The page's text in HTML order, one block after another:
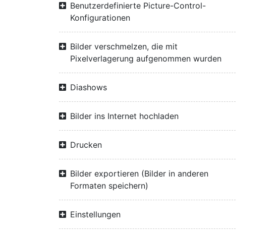
Benutzerdefinierte Picture-Control-
Konfigurationen
Bilder verschmelzen, die mit
Pixelverlagerung aufgenommen wurden
Diashows
Bilder ins Internet hochladen
Drucken
Bilder exportieren (Bilder in anderen
Formaten speichern)
Einstellungen